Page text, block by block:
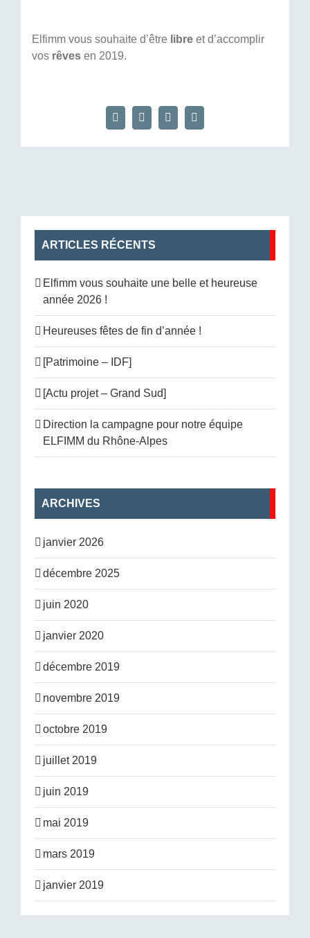
Elfimm vous souhaite d’être libreet d’accomplir
vosrêvesen 2019.
Facebook
X LinkedInEmail
ARTICLES RÉCENTS
Elfimm vous souhaite une belle et heureuse
année 2026 !
Heureuses fêtes de fin d’année !
[Patrimoine – IDF]
[Actu projet – Grand Sud]
Direction la campagne pour notre équipe
ELFIMM du Rhône-Alpes
ARCHIVES
janvier 2026
décembre 2025
juin 2020
janvier 2020
décembre 2019
novembre 2019
octobre 2019
juillet 2019
juin 2019
mai 2019
mars 2019
janvier 2019